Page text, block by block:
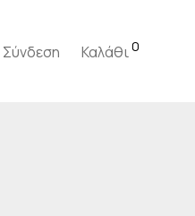
Σύνδεση Καλάθι0